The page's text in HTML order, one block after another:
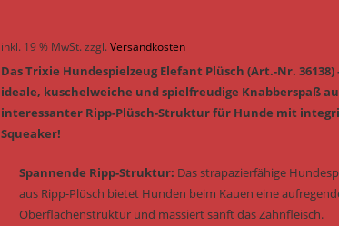
inkl. 19 % MwSt. zzgl.Versandkosten
Das Trixie Hundespielzeug Elefant Plüsch (Art.-Nr. 36138)
ideale, kuschelweiche und spielfreudige Knabberspaß
interessanter Ripp-Plüsch-Struktur für Hunde mit
Squeaker!
Spannende Ripp-Struktur: Das strapazierfähige
aus Ripp-Plüsch bietet Hunden beim Kauen eine
Oberflächenstruktur und massiert sanft das Zahnfleisch.